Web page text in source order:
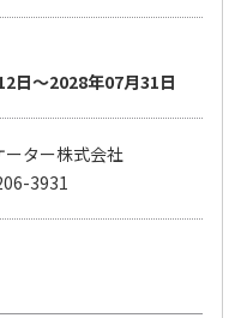
日～2028年07月31日
ーター株式会社
3931